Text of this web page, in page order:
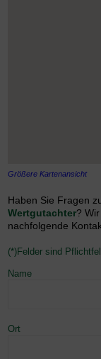
Größere Kartenansicht
Haben Sie Fragen
Wertgutachter?
nachfolgende
(*)Felder sind
Name
Ort